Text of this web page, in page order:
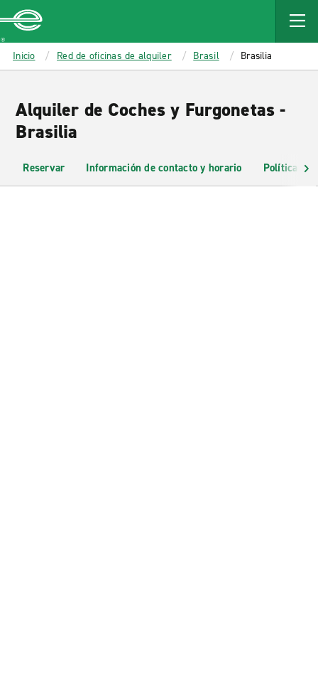
MAIN
CONTENT
Enterprise
Inicio Red de oficinas de alquiler Brasil Brasilia
Alquiler de Coches y Furgonetas -
Brasilia
Reservar Información de contacto y horario Políticas